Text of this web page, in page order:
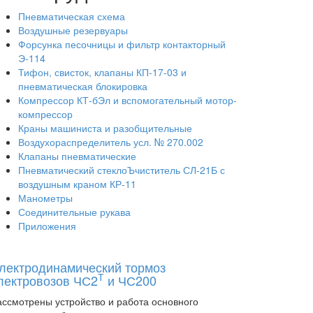
Пневматическая схема
Воздушные резервуары
Форсунка песочницы и фильтр контакторный
Э-114
Тифон, свисток, клапаны КП-17-03 и
пневматическая блокировка
Компрессор КТ-бЭл и вспомогательный мотор-
компрессор
Краны машиниста и разобщительные
Воздухораспределитель усл. № 270.002
Клапаны пневматические
Пневматический стеклоЪчиститель СЛ-21Б с
воздушным краном КР-11
Манометры
Соединительные рукава
Приложения
тормоз
ЧС2Т и ЧС200
устройство и работа основного